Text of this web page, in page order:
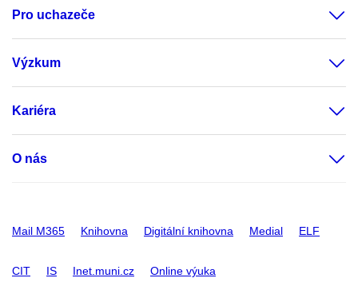
Pro uchazeče
Výzkum
Kariéra
O nás
Mail M365 Knihovna Digitální knihovna Medial ELF
CIT IS Inet.muni.cz Online výuka